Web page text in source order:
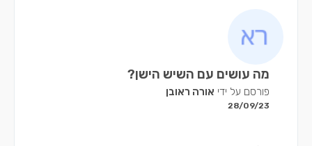
מה עושים עם השיש הישן?
פורסם על ידי אורה ראובן
28/09/23